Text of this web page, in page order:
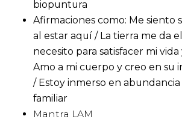
biopuntura
Afirmaciones como: Me siento
al estar aquí / La tierra me da
necesito para satisfacer mi
Amo a mi cuerpo y creo en su
/ Estoy inmerso en
familiar
Mantra LAM